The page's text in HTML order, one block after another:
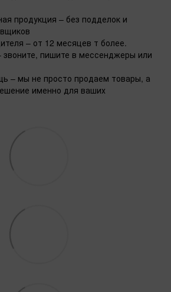
продукция – без подделок и
– от 12 месяцев т более.
звоните, пишите в мессенджеры или
– мы не просто продаем товары, а
именно для ваших